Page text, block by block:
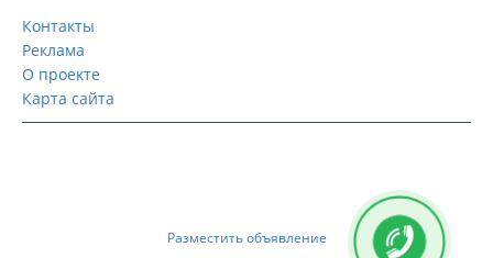
Контакты
Реклама
О проекте
Карта сайта
Разместить объявление